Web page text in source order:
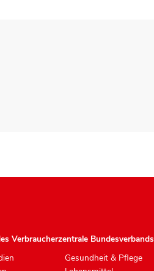
Verbraucherzentrale Bundesverbands
Gesundheit & Pflege